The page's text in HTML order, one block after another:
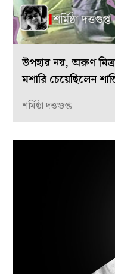
উপহার নয়, অরুণ
মশারি চেয়েছিলেন
শর্মিষ্ঠা দত্তগুপ্ত